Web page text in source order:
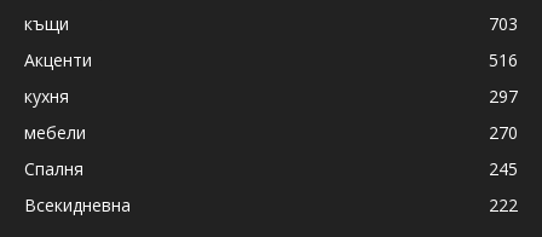
къщи
703
Акценти
516
кухня
297
мебели
270
Спалня
245
Всекидневна
222